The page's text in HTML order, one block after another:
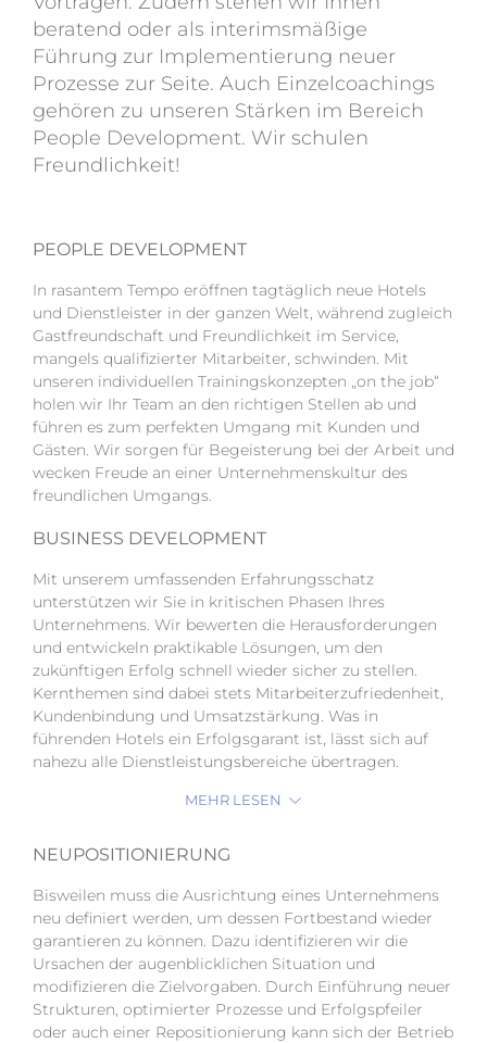
WILLKOMMEN
WAS WIR TUN
REFERENZEN
KUNDENSTIMMEN
PRESSE
KONTAKT
+49 172 457 0212
mail@athmannundathmann.de
beratend oder als interimsmäßige
Führung zur Implementierung neuer
Prozesse zur Seite. Auch Einzelcoachings
gehören zu unseren Stärken im Bereich
People Development. Wir schulen
Freundlichkeit!
PEOPLE DEVELOPMENT
In rasantem Tempo eröffnen tagtäglich neue Hotels
und Dienstleister in der ganzen Welt, während zugleich
Gastfreundschaft und Freundlichkeit im Service,
mangels qualifizierter Mitarbeiter, schwinden. Mit
unseren individuellen Trainingskonzepten „on the job“
holen wir Ihr Team an den richtigen Stellen ab und
führen es zum perfekten Umgang mit Kunden und
Gästen. Wir sorgen für Begeisterung bei der Arbeit und
wecken Freude an einer Unternehmenskultur des
freundlichen Umgangs.
BUSINESS DEVELOPMENT
Mit unserem umfassenden Erfahrungsschatz
unterstützen wir Sie in kritischen Phasen Ihres
Unternehmens. Wir bewerten die Herausforderungen
und entwickeln praktikable Lösungen, um den
zukünftigen Erfolg schnell wieder sicher zu stellen.
Kernthemen sind dabei stets Mitarbeiterzufriedenheit,
Kundenbindung und Umsatzstärkung. Was in
führenden Hotels ein Erfolgsgarant ist, lässt sich auf
nahezu alle Dienstleistungsbereiche übertragen.
MEHR LESEN
NEUPOSITIONIERUNG
Bisweilen muss die Ausrichtung eines Unternehmens
neu definiert werden, um dessen Fortbestand wieder
garantieren zu können. Dazu identifizieren wir die
Ursachen der augenblicklichen Situation und
modifizieren die Zielvorgaben. Durch Einführung neuer
Strukturen, optimierter Prozesse und Erfolgspfeiler
oder auch einer Repositionierung kann sich der Betrieb